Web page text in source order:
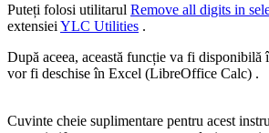
Puteți folosi utilitarul Remove all digits in
extensiei YLC Utilities .
După aceea, această funcție va fi disponibilă
vor fi deschise în Excel (LibreOffice Calc) .
Cuvinte cheie suplimentare pentru acest